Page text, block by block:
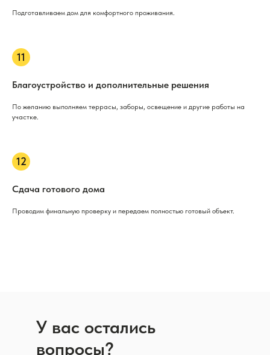
Подготавливаем дом для комфортного проживания.
Благоустройство и дополнительные решения
По желанию выполняем террасы, заборы, освещение и другие работы на
участке.
Сдача готового дома
Проводим финальную проверку и передаем полностью готовый объект.
У вас остались
вопросы?